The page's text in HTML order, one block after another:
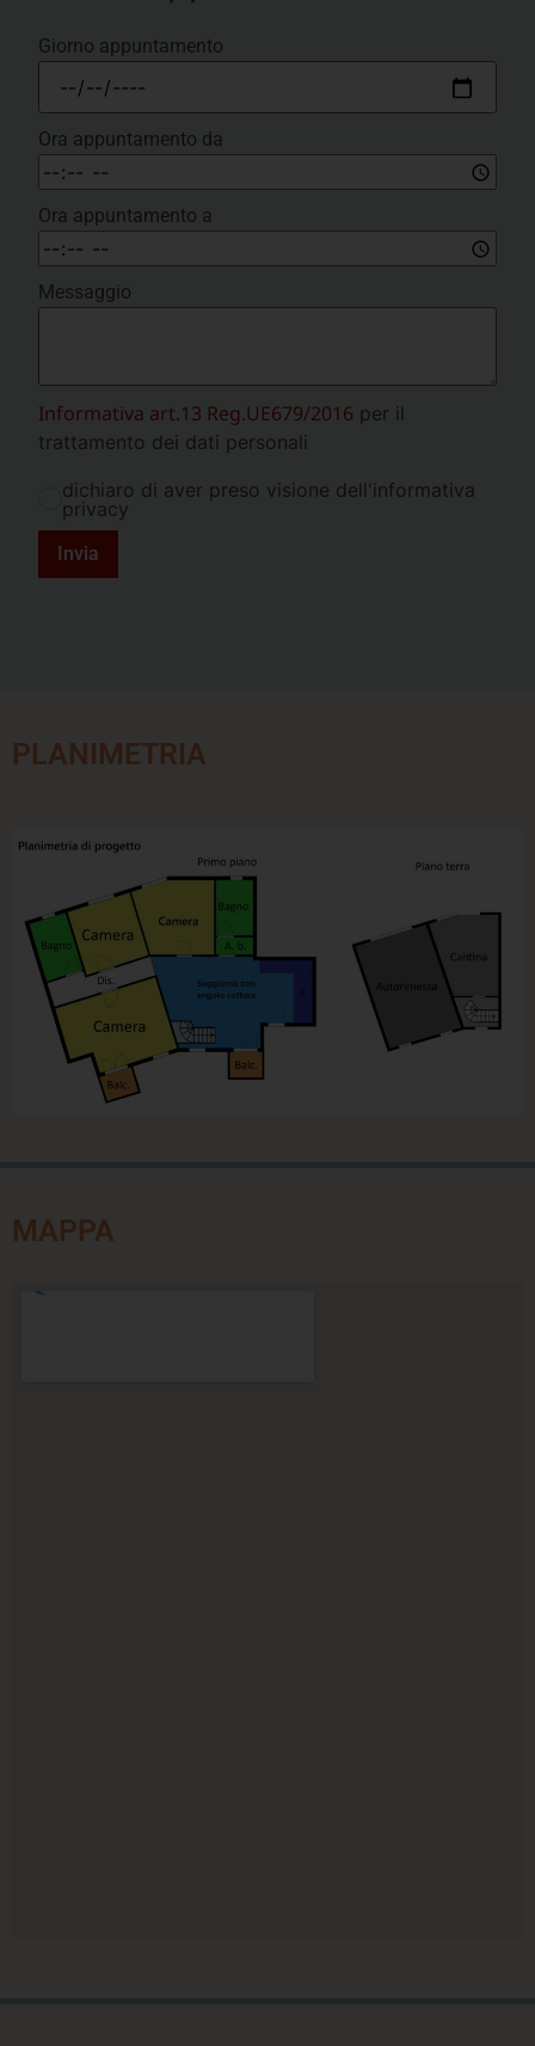
Giorno appuntamento
Ora appuntamento da
Ora appuntamento a
Messaggio
Informativa art.13 Reg.UE679/2016 per il
trattamento dei dati personali
dichiaro di aver preso visione dell'informativa
privacy
Invia
PLANIMETRIA
MAPPA